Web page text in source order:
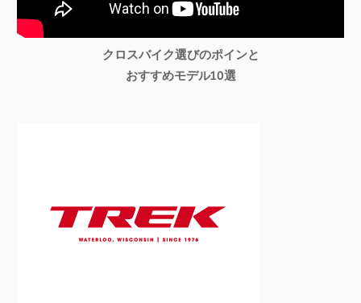
クロスバイク選びのポインと
おすすめモデル10選